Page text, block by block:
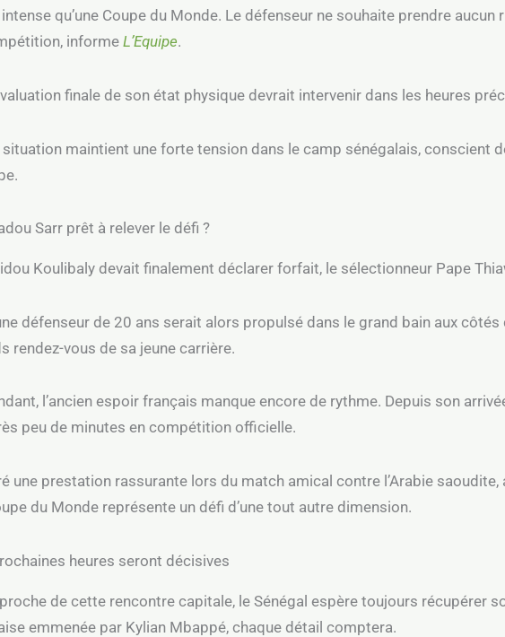
qu’une Coupe du Monde. Le défenseur ne souhaite prendre
informe L’Equipe.
finale de son état physique devrait intervenir dans les heures
maintient une forte tension dans le camp sénégalais, conscient
Sarr prêt à relever le défi ?
Koulibaly devait finalement déclarer forfait, le sélectionneur Pape
défenseur de 20 ans serait alors propulsé dans le grand bain aux
rendez-vous de sa jeune carrière.
l’ancien espoir français manque encore de rythme. Depuis son
peu de minutes en compétition officielle.
une prestation rassurante lors du match amical contre l’Arabie
du Monde représente un défi d’une tout autre dimension.
heures seront décisives
de cette rencontre capitale, le Sénégal espère toujours récupérer
emmenée par Kylian Mbappé, chaque détail comptera.